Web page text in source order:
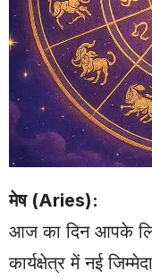
मेष (Aries):
आज का दिन आपके
कार्यक्षेत्र में नई